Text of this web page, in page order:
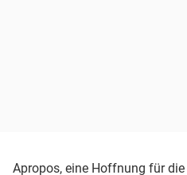
Apropos, eine Hoffnung für